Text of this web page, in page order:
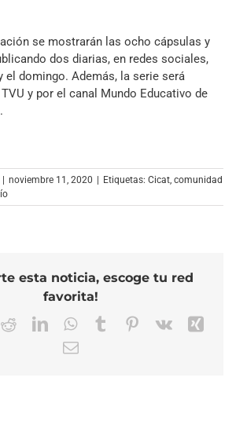
se mostrarán las ocho cápsulas y
dos diarias, en redes sociales,
el domingo. Además, la serie será
y por el canal Mundo Educativo de
noviembre 11, 2020 Etiquetas: Cicat, comunidad
esta noticia, escoge tu red
favorita!
RedditLinkedInWhatsApp
TumblrPinterest
Vk
Correo